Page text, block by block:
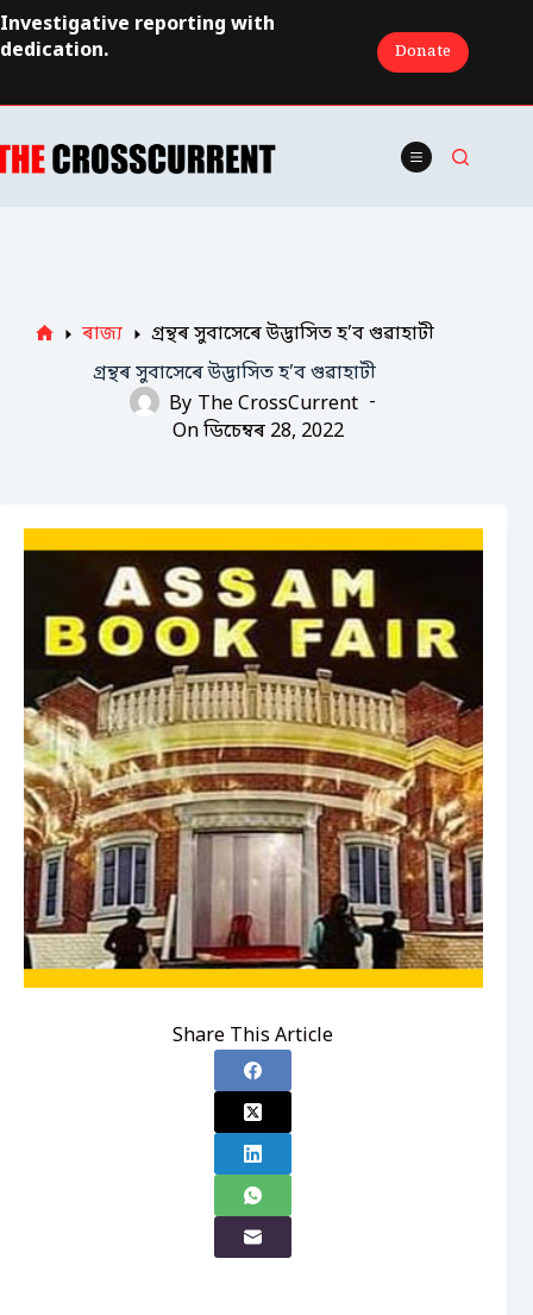
Skip
to
content
Investigative reporting with
dedication.
Donate
ৰাজ্য
গ্ৰন্থৰ সুবাসেৰে উদ্ভাসিত হ’ব গুৱাহাটী
গ্ৰন্থৰ সুবাসেৰে উদ্ভাসিত হ’ব গুৱাহাটী
By The CrossCurrent
Onডিচেম্বৰ 28, 2022
Share This Article